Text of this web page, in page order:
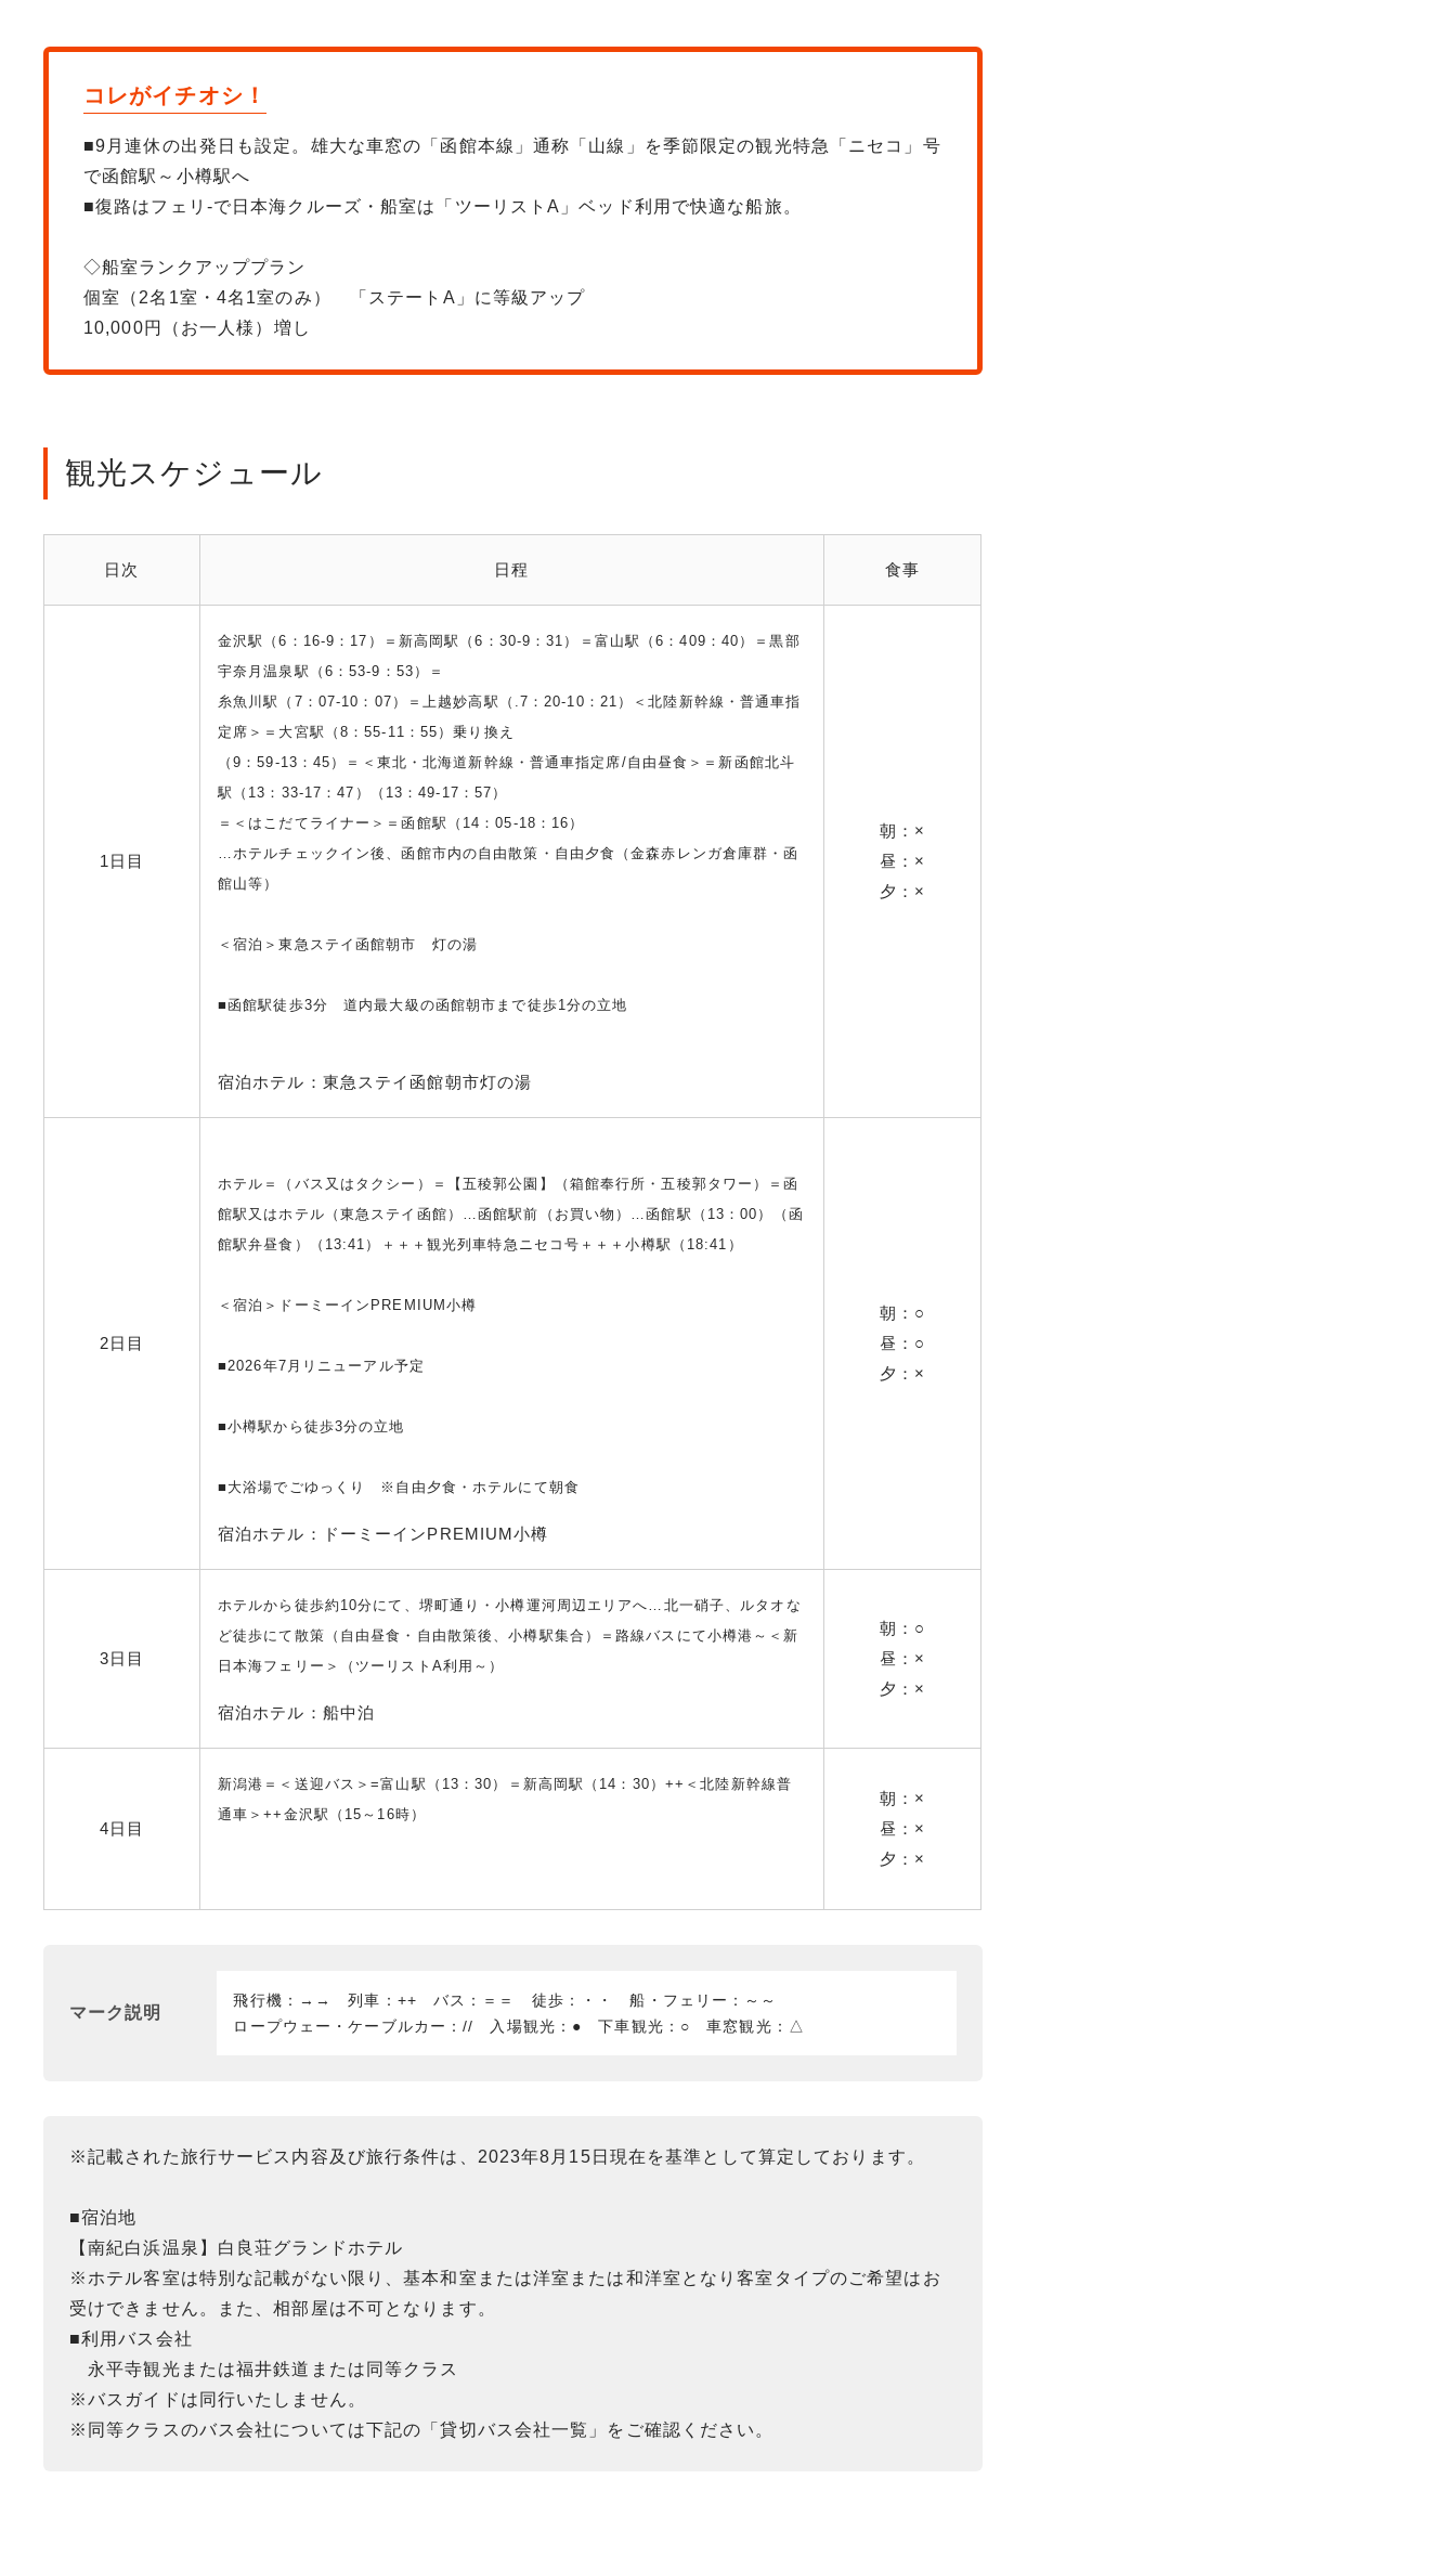
コレがイチオシ！
■9月連休の出発日も設定。雄大な車窓の「函館本線」通称「山線」を季節限定の観光特急「ニセコ」号
で函館駅～小樽駅へ
■復路はフェリ-で日本海クルーズ・船室は「ツーリストA」ベッド利用で快適な船旅。
◇船室ランクアッププラン
個室（2名1室・4名1室のみ） 「ステートA」に等級アップ
10,000円（お一人様）増し
観光スケジュール
日次 日程 食事
1日目
金沢駅（6：16-9：17）＝新高岡駅（6：30-9：31）＝富山駅（6：409：40）＝黒部
宇奈月温泉駅（6：53-9：53）＝
糸魚川駅（7：07-10：07）＝上越妙高駅（.7：20-10：21）＜北陸新幹線・普通車指
定席＞＝大宮駅（8：55-11：55）乗り換え
（9：59-13：45）＝＜東北・北海道新幹線・普通車指定席/自由昼食＞＝新函館北斗
駅（13：33-17：47）（13：49-17：57）
＝＜はこだてライナー＞＝函館駅（14：05-18：16）
…ホテルチェックイン後、函館市内の自由散策・自由夕食（金森赤レンガ倉庫群・函
館山等）
＜宿泊＞東急ステイ函館朝市 灯の湯
■函館駅徒歩3分 道内最大級の函館朝市まで徒歩1分の立地
宿泊ホテル：東急ステイ函館朝市灯の湯
朝：×
昼：×
夕：×
2日目
ホテル＝（バス又はタクシー）＝【五稜郭公園】（箱館奉行所・五稜郭タワー）＝函
館駅又はホテル（東急ステイ函館）…函館駅前（お買い物）…函館駅（13：00）（函
館駅弁昼食）（13:41）＋＋＋観光列車特急ニセコ号＋＋＋小樽駅（18:41）
＜宿泊＞ドーミーインPREMIUM小樽
■2026年7月リニューアル予定
■小樽駅から徒歩3分の立地
■大浴場でごゆっくり ※自由夕食・ホテルにて朝食
宿泊ホテル：ドーミーインPREMIUM小樽
朝：○
昼：○
夕：×
3日目
ホテルから徒歩約10分にて、堺町通り・小樽運河周辺エリアへ…北一硝子、ルタオな
ど徒歩にて散策（自由昼食・自由散策後、小樽駅集合）＝路線バスにて小樽港～＜新
日本海フェリー＞（ツーリストA利用～）
宿泊ホテル：船中泊
朝：○
昼：×
夕：×
4日目
新潟港＝＜送迎バス＞=富山駅（13：30）＝新高岡駅（14：30）++＜北陸新幹線普
通車＞++金沢駅（15～16時）
朝：×
昼：×
夕：×
マーク説明
飛行機：→→ 列車：++ バス：＝＝ 徒歩：・・ 船・フェリー：～～
ロープウェー・ケーブルカー：// 入場観光：● 下車観光：○ 車窓観光：△
※記載された旅行サービス内容及び旅行条件は、2023年8月15日現在を基準として算定しております。
■宿泊地
【南紀白浜温泉】白良荘グランドホテル
※ホテル客室は特別な記載がない限り、基本和室または洋室または和洋室となり客室タイプのご希望はお
受けできません。また、相部屋は不可となります。
■利用バス会社
永平寺観光または福井鉄道または同等クラス
※バスガイドは同行いたしません。
※同等クラスのバス会社については下記の「貸切バス会社一覧」をご確認ください。